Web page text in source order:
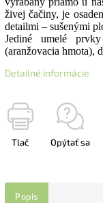
živej čačiny, je
detailmi – sušenými
Jediné umelé
(aranžovacia hmota),
Detailné informácie
Tlač Opýtať sa
Popis